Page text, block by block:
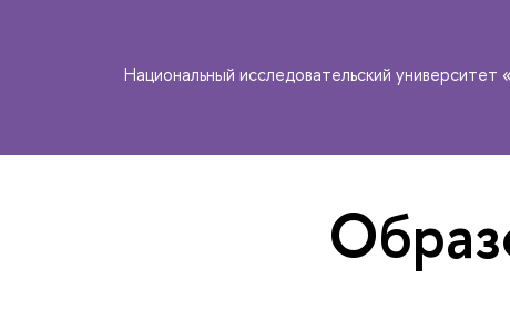
Национальный исследовательский